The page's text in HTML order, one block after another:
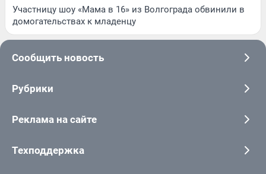
Участницу шоу «Мама в 16» из Волгограда обвинили в
домогательствах к младенцу
Сообщить новость
Рубрики
Реклама на сайте
Техподдержка